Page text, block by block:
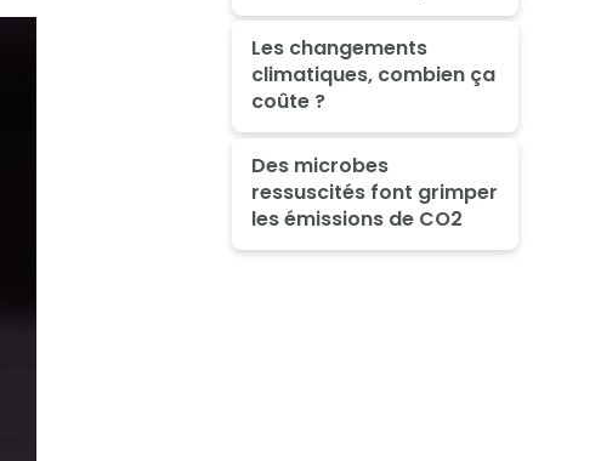
Les changements
climatiques, combien ça
coûte ?
Des microbes
ressuscités font grimper
les émissions de CO2